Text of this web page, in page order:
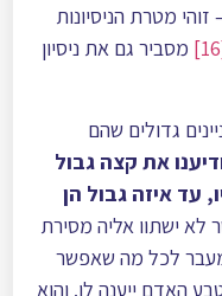
מטרת הניסיונות
מסביר גם את ניסיון
גדולים שהם
את קצה גבול
עד איזה גבול הן
לא ישתוו אליה מסירת
לכל מה שאפשר
האדם ייענה לו. והוא